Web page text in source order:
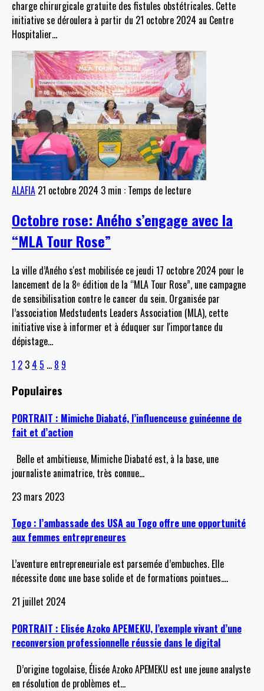
charge chirurgicale gratuite des fistules obstétricales. Cette
initiative se déroulera à partir du 21 octobre 2024 au Centre
Hospitalier…
ALAFIA 21 octobre 2024 3 min : Temps de lecture
Octobre rose: Aného s’engage avec la
“MLA Tour Rose”
La ville d’Aného s'est mobilisée ce jeudi 17 octobre 2024 pour le
lancement de la 8ᵉ édition de la “MLA Tour Rose”, une campagne
de sensibilisation contre le cancer du sein. Organisée par
l’association Medstudents Leaders Association (MLA), cette
initiative vise à informer et à éduquer sur l'importance du
dépistage…
1 2 3 4 5 … 8 9
Populaires
PORTRAIT : Mimiche Diabaté, l’influenceuse guinéenne de
fait et d’action
Belle et ambitieuse, Mimiche Diabaté est, à la base, une
journaliste animatrice, très connue…
23 mars 2023
Togo : l’ambassade des USA au Togo offre une opportunité
aux femmes entrepreneures
L’aventure entrepreneuriale est parsemée d’embuches. Elle
nécessite donc une base solide et de formations pointues.…
21 juillet 2024
PORTRAIT : Elisée Azoko APEMEKU, l’exemple vivant d’une
reconversion professionnelle réussie dans le digital
D’origine togolaise, Élisée Azoko APEMEKU est une jeune analyste
en résolution de problèmes et…